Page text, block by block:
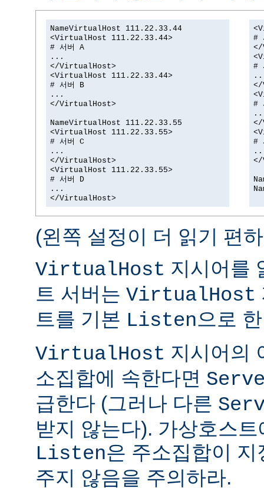
NameVirtualHost 111.22.33.44
<VirtualHost 111.22.33.44>
# 서버 A
...
</VirtualHost>
<VirtualHost 111.22.33.44>
# 서버 B
...
</VirtualHost>
NameVirtualHost 111.22.33.55
<VirtualHost 111.22.33.55>
# 서버 C
...
</VirtualHost>
<VirtualHost 111.22.33.55>
# 서버 D
...
</VirtualHost>
#
</
#
</
#
</
#
</
(왼쪽 설정이 더 읽기 편
VirtualHost 지시어를
트 서버는 VirtualHost
트를 기본 Listen으로
VirtualHost 지시어의
소집합에 속한다면
급한다 (그러나 다른
받지 않는다). 가상호스
Listen은 주소집합이
주지 않음을 주의하라.